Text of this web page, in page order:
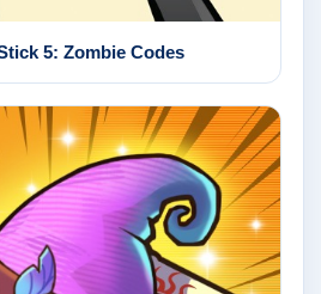
5: Zombie Codes